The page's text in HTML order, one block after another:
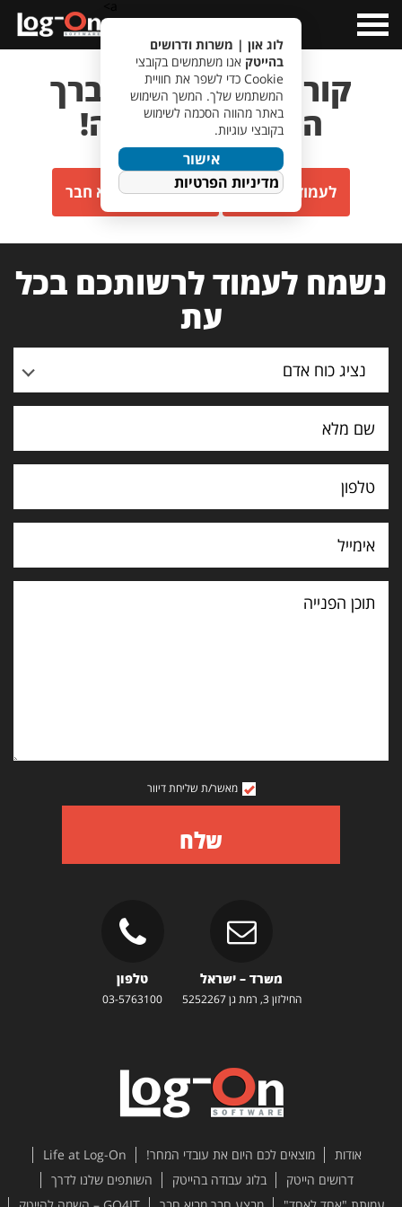
Menu
קורות החיים של חברך
התקבלו בהצלחה!
לעמוד המשרות לעמוד חבר מביא חבר
נשמח לעמוד לרשותכם בכל
עת
נציג כוח אדם
תוכן
הפנייה
מאשר/ת שליחת דיוור
שלח
משרד – ישראל
החילזון 3, רמת גן 5252267
טלפון
03-5763100
אודות מוצאים לכם היום את עובדי המחר!
Life at Log-On
דרושים הייטק
בלוג עבודה בהייטק
השותפים שלנו לדרך
לוג און | משרות ודרושים
בהייטק אנו משתמשים בקובצי
Cookie כדי לשפר את חוויית
המשתמש שלך. המשך השימוש
באתר מהווה הסכמה לשימוש
בקובצי עוגיות.
אישור
מדיניות הפרטיות